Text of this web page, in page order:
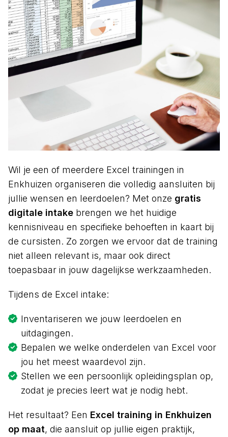
Wil je een of meerdere Excel trainingen in
Enkhuizen organiseren die volledig aansluiten bij
jullie wensen en leerdoelen? Met onze gratis
digitale intake brengen we het huidige
kennisniveau en specifieke behoeften in kaart bij
de cursisten. Zo zorgen we ervoor dat de training
niet alleen relevant is, maar ook direct
toepasbaar in jouw dagelijkse werkzaamheden.
Tijdens de Excel intake:
Inventariseren we jouw leerdoelen en
uitdagingen.
Bepalen we welke onderdelen van Excel voor
jou het meest waardevol zijn.
Stellen we een persoonlijk opleidingsplan op,
zodat je precies leert wat je nodig hebt.
Het resultaat? Een Excel training in Enkhuizen
op maat, die aansluit op jullie eigen praktijk,